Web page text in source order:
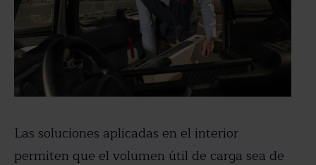
Las soluciones aplicadas en el interior
permiten que el volumen útil de carga sea de